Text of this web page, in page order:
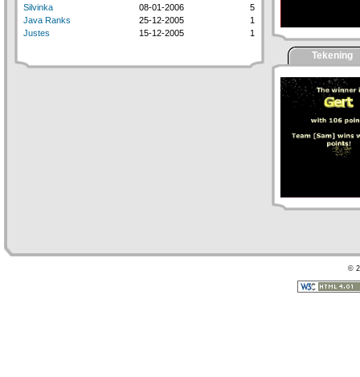
Silvinka
08-01-2006
5
Java Ranks
25-12-2005
1
Justes
15-12-2005 1
Tekening
©